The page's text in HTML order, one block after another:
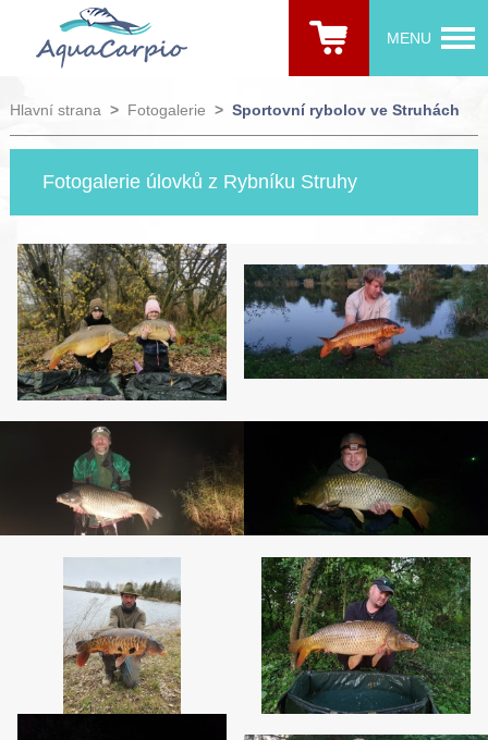
MENU
Hlavní strana > Fotogalerie > Sportovní rybolov ve Struhách
Fotogalerie úlovků z Rybníku Struhy